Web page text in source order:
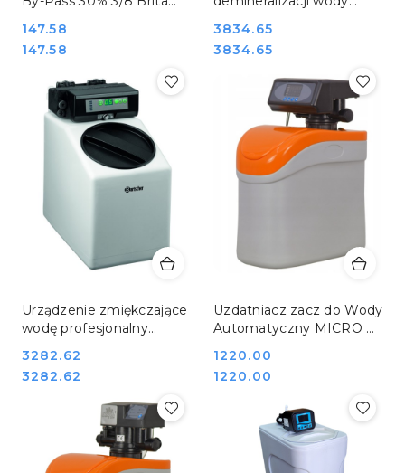
Cena:
147.58
Cena:
147.58
uzdatniania Bartscher
109877
Cena:
3834.65
Cena:
3834.65
Urządzenie zmiękczające
wodę profesjonalny
gastronomiczny
Bartscher 109952
Cena:
3282.62
Cena:
3282.62
Uzdatniacz zacz do Wody
Automatyczny MICRO A
Cena:
1220.00
Cena:
1220.00